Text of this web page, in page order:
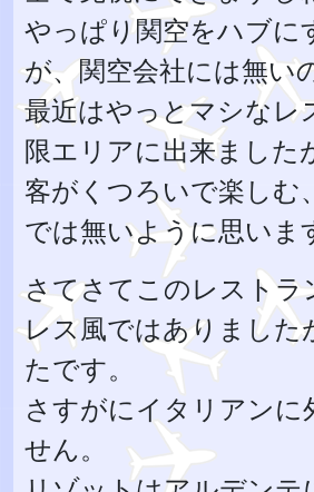
やっぱり関空をハブに
が、関空会社には無い
最近はやっとマシなレ
限エリアに出来ました
客がくつろいで楽しむ
では無いように思いま
さてさてこのレストラ
レス風ではありました
たです。
さすがにイタリアンに
せん。